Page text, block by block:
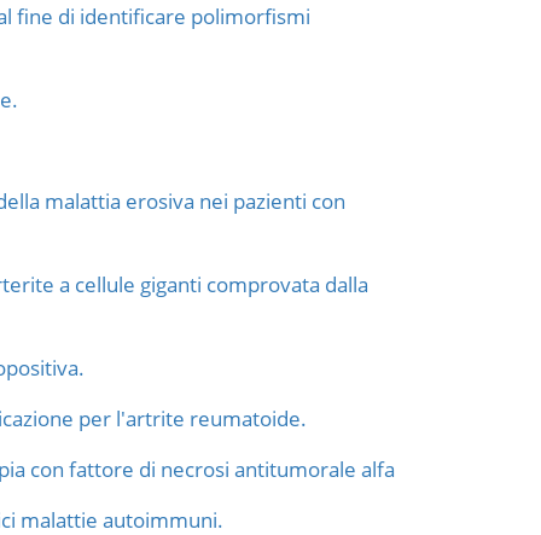
fine di identificare polimorfismi
malattia erosiva nei pazienti con
a cellule giganti comprovata dalla
per l'artrite reumatoide.
con fattore di necrosi antitumorale alfa
malattie autoimmuni.